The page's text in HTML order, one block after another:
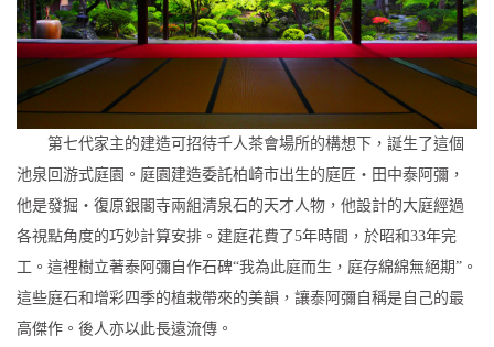
第七代家主的建造可招待千人茶會場所的構想下，誕生了這個
池泉回游式庭園。庭園建造委託柏崎市出生的庭匠・田中泰阿彌，
他是發掘・復原銀閣寺兩組清泉石的天才人物，他設計的大庭經過
各視點角度的巧妙計算安排。建庭花費了5年時間，於昭和33年完
工。這裡樹立著泰阿彌自作石碑“我為此庭而生，庭存綿綿無絕期”。
這些庭石和增彩四季的植栽帶來的美韻，讓泰阿彌自稱是自己的最
高傑作。後人亦以此長遠流傳。